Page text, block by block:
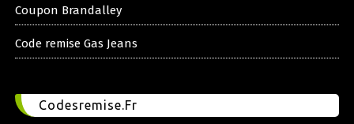
Coupon Brandalley
Code remise Gas Jeans
Codesremise.Fr